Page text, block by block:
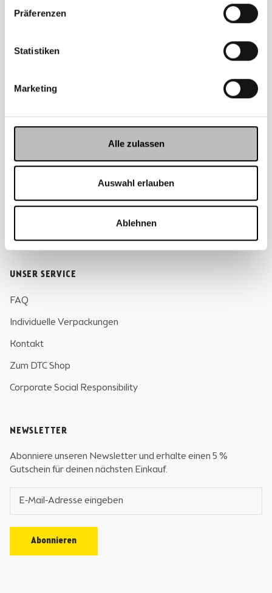
Präferenzen
Statistiken
Marketing
Alle zulassen
Auswahl erlauben
Ablehnen
KLOSTER KITCHEN
Eine Marke der Avenquor GmbH, Hersbrucker Str. 23, 91244
Reichenschwand, Deutschland
RECHTLICHES
Datenschutzerklärung
Impressum
UNSER SERVICE
FAQ
Individuelle Verpackungen
Kontakt
Zum DTC Shop
Corporate Social Responsibility
NEWSLETTER
Abonniere unseren Newsletter und erhalte einen 5 %
Gutschein für deinen nächsten Einkauf.
Abonnieren